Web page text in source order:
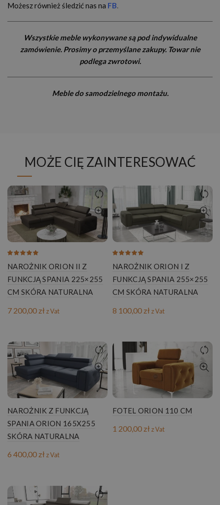
Możesz również śledzić nas na FB.
Wszystkie meble wykonywane są pod indywidualne
zamówienie. Prosimy o przemyślane zakupy. Towar nie
podlega zwrotowi.
Meble do samodzielnego montażu.
MOŻE CIĘ ZAINTERESOWAĆ
NAROŻNIK ORION II Z
FUNKCJĄ SPANIA 225×255
CM SKÓRA NATURALNA
7 200,00 złz Vat
NAROŻNIK ORION I Z
FUNKCJĄ SPANIA 255×255
CM SKÓRA NATURALNA
8 100,00 złz Vat
NAROŻNIK Z FUNKCJĄ
SPANIA ORION 165X255
SKÓRA NATURALNA
6 400,00 złz Vat
FOTEL ORION 110 CM
1 200,00 złz Vat